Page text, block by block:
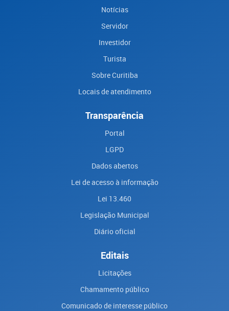
Notícias
Servidor
Investidor
Turista
Sobre Curitiba
Locais de atendimento
Transparência
Portal
LGPD
Dados abertos
Lei de acesso à informação
Lei 13.460
Legislação Municipal
Diário oficial
Editais
Licitações
Chamamento público
Comunicado de interesse público